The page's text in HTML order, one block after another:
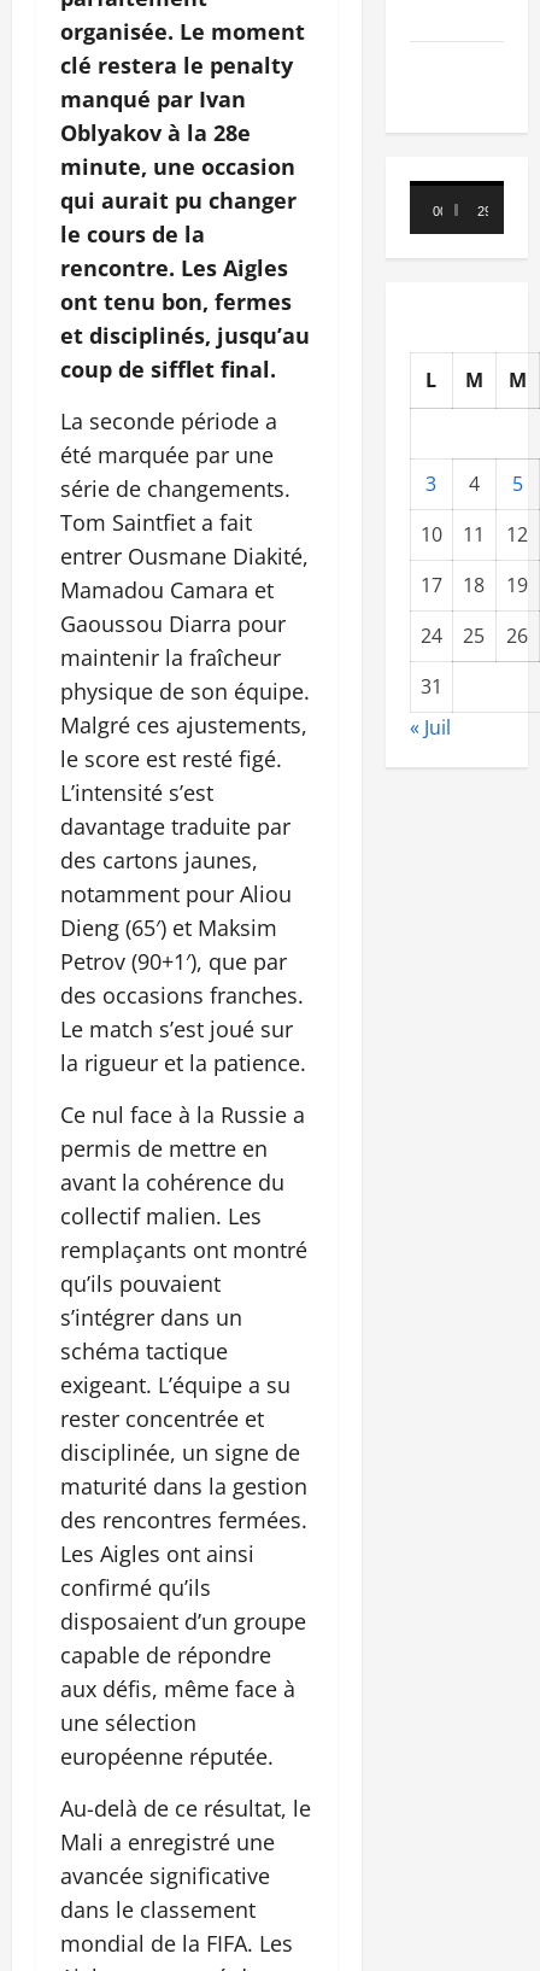
organisée. Le moment
clé restera le penalty
manqué par Ivan
Oblyakov à la 28e
minute, une occasion
qui aurait pu changer
le cours de la
rencontre. Les Aigles
ont tenu bon, fermes
et disciplinés, jusqu’au
coup de sifflet final.
La seconde période a
été marquée par une
série de changements.
Tom Saintfiet a fait
entrer Ousmane Diakité,
Mamadou Camara et
Gaoussou Diarra pour
maintenir la fraîcheur
physique de son équipe.
Malgré ces ajustements,
le score est resté figé.
L’intensité s’est
davantage traduite par
des cartons jaunes,
notamment pour Aliou
Dieng (65′) et Maksim
Petrov (90+1′), que par
des occasions franches.
Le match s’est joué sur
la rigueur et la patience.
Ce nul face à la Russie a
permis de mettre en
avant la cohérence du
collectif malien. Les
remplaçants ont montré
qu’ils pouvaient
s’intégrer dans un
schéma tactique
exigeant. L’équipe a su
rester concentrée et
disciplinée, un signe de
maturité dans la gestion
des rencontres fermées.
Les Aigles ont ainsi
confirmé qu’ils
disposaient d’un groupe
capable de répondre
aux défis, même face à
une sélection
européenne réputée.
Au-delà de ce résultat, le
Mali a enregistré une
avancée significative
dans le classement
mondial de la FIFA. Les
Lecteur
vidéo
00:00 29:21
L M M
3 4
5
10
11
12
17
18
19
24
25
26
31
« Juil